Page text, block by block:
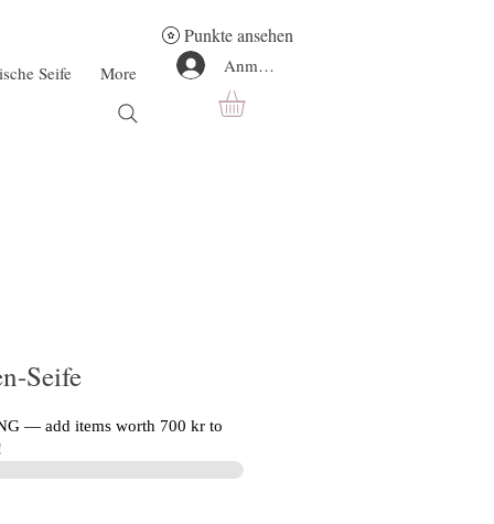
Seife More
Punkte ansehen
Anmelden
Seife
— add items worth 700 kr to